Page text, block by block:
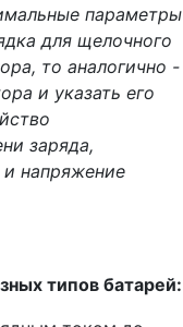
параметры
для щелочного
то аналогично -
и указать его
заряда,
напряжение
типов батарей: